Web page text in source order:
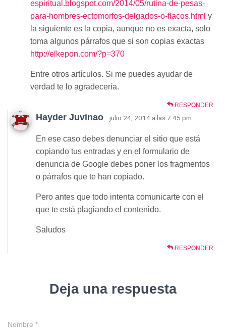
espiritual.blogspot.com/2014/05/rutina-de-pesas-
para-hombres-ectomorfos-delgados-o-flacos.html y
la siguiente es la copia, aunque no es exacta, solo
toma algunos párrafos que si son copias exactas
http://elkepon.com/?p=370
Entre otros artículos. Si me puedes ayudar de
verdad te lo agradecería.
RESPONDER
Hayder Juvinao · julio 24, 2014 a las 7:45 pm
En ese caso debes denunciar el sitio que está
copiando tus entradas y en el formulario de
denuncia de Google debes poner los fragmentos
o párrafos que te han copiado.
Pero antes que todo intenta comunicarte con el
que te está plagiando el contenido.
Saludos
RESPONDER
Deja una respuesta
Nombre *